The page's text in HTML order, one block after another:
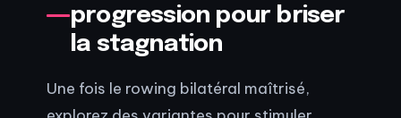
progression pour briser
la stagnation
Une fois le rowing bilatéral maîtrisé,